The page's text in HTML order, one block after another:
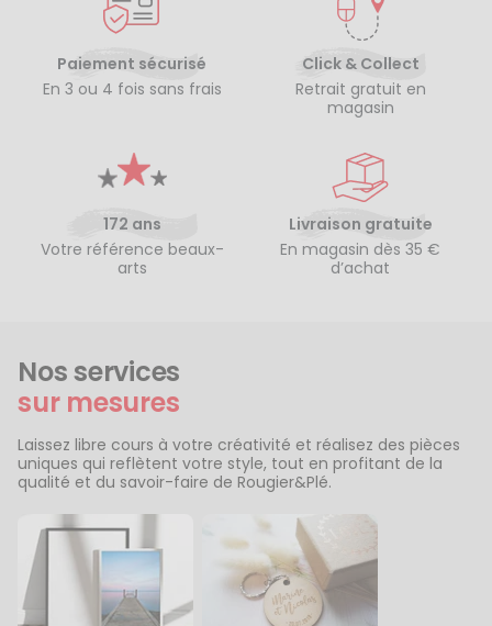
Paiement sécurisé
En 3 ou 4 fois sans frais
Click & Collect
Retrait gratuit en
magasin
172 ans
Votre référence beaux-
arts
Livraison gratuite
En magasin dès 35 €
d’achat
Nos services
sur mesures
Laissez libre cours à votre créativité et réalisez des pièces
uniques qui reflètent votre style, tout en profitant de la
qualité et du savoir-faire de Rougier&Plé.